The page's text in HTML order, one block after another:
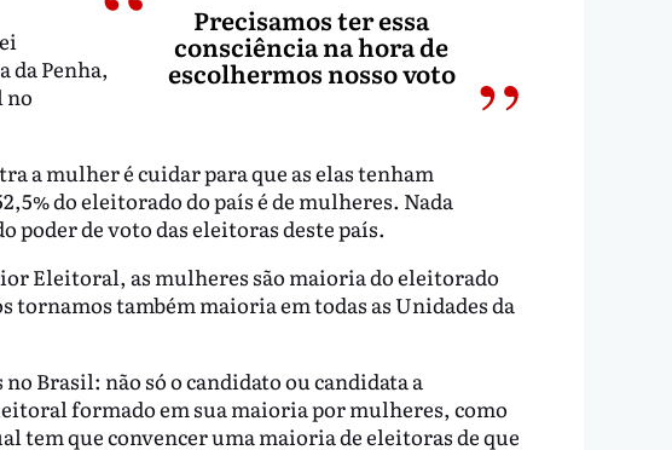
Precisamos ter essa
consciência na hora de
escolhermos nosso voto
da Penha,
no
a mulher é cuidar para que as elas tenham
do eleitorado do país é de mulheres. Nada
de voto das eleitoras deste país.
Eleitoral, as mulheres são maioria do eleitorado
tornamos também maioria em todas as Unidades da
Brasil: não só o candidato ou candidata a
formado em sua maioria por mulheres, como
tem que convencer uma maioria de eleitoras de que